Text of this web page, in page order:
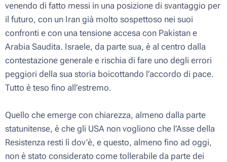
venendo di fatto messi in una posizione di svantaggio per
il futuro, con un Iran già molto sospettoso nei suoi
confronti e con una tensione accesa con Pakistan e
Arabia Saudita. Israele, da parte sua, è al centro dalla
contestazione generale e rischia di fare uno degli errori
peggiori della sua storia boicottando l’accordo di pace.
Tutto è teso fino all’estremo.
Quello che emerge con chiarezza, almeno dalla parte
statunitense, è che gli USA non vogliono che l’Asse della
Resistenza resti lì dov’è, e questo, almeno fino ad oggi,
non è stato considerato come tollerabile da parte dei